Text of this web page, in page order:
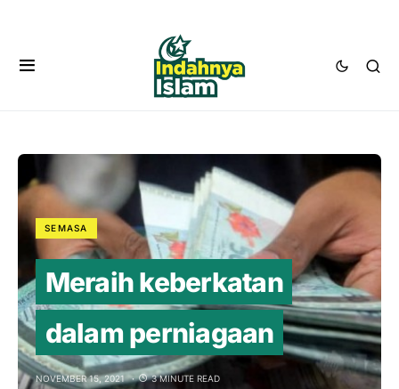
SEMASA
Meraih keberkatan
dalam perniagaan
NOVEMBER 15, 2021 3 MINUTE READ